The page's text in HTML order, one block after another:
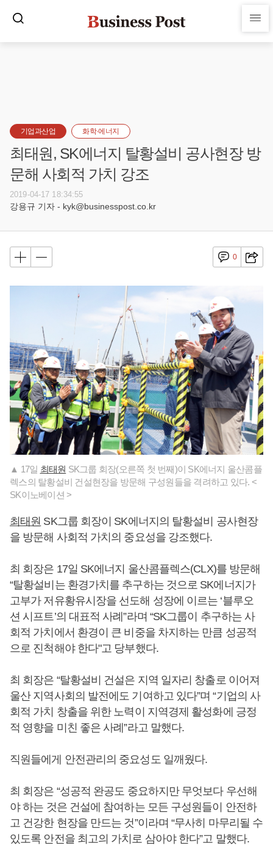
기업과산업 화학·에너지
최태원, SK에너지 탈황설비 공사현장 방
문해 사회적 가치 강조
2019-04-17 18:34:55
강용규 기자 - kyk@businesspost.co.kr
0
▲ 17일 최태원 SK그룹 회장(오른쪽 첫 번째)이 SK에너지 울산콤플
렉스의 탈황설비 건설현장을 방문해 구성원들을 격려하고 있다. <
SK이노베이션 >
최태원 SK그룹 회장이 SK에너지의 탈황설비 공사현장
을 방문해 사회적 가치의 중요성을 강조했다.
최 회장은 17일 SK에너지 울산콤플렉스(CLX)를 방문해
“탈황설비는 환경가치를 추구하는 것으로 SK에너지가
고부가 저유황유시장을 선도해 성장에 이르는 ‘블루오
션 시프트’의 대표적 사례”라며 “SK그룹이 추구하는 사
회적 가치에서 환경이 큰 비중을 차지하는 만큼 성공적
으로 진척해야 한다"고 당부했다.
최 회장은 “탈황설비 건설은 지역 일자리 창출로 이어져
울산 지역사회의 발전에도 기여하고 있다”며 “기업의 사
회적 가치 창출을 위한 노력이 지역경제 활성화에 긍정
적 영향을 미친 좋은 사례”라고 말했다.
직원들에게 안전관리의 중요성도 일깨웠다.
최 회장은 “성공적 완공도 중요하지만 무엇보다 우선해
야 하는 것은 건설에 참여하는 모든 구성원들이 안전하
고 건강한 현장을 만드는 것”이라며 “무사히 마무리될 수
있도록 안전을 최고의 가치로 삼아야 한다”고 말했다.